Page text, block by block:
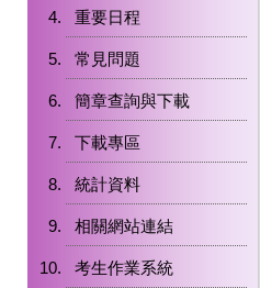
重要日程
常見問題
簡章查詢與下載
下載專區
統計資料
相關網站連結
考生作業系統